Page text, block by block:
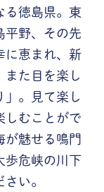
る徳島県。東
平野、その先
に恵まれ、新
また目を楽し
」。見て楽し
しむことがで
が魅せる鳴門
歩危峡の川下
い。